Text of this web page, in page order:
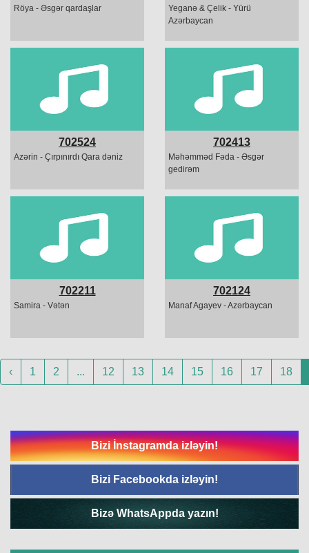
Röya - Əsgər qardaşlar
Yeganə & Çelik - Yürü
Azərbaycan
702524
Azərin - Çırpınırdı Qara dəniz
702413
Məhəmməd Fəda - Əsgər
gedirəm
702211
Samira - Vətən
702124
Manaf Agayev - Azərbaycan
‹ 1 2 ... 12 13 14 15 16 17 18
Bizi İnstagramda izləyin!
Bizi Facebookda izləyin!
Bizə WhatsAppda yazın!